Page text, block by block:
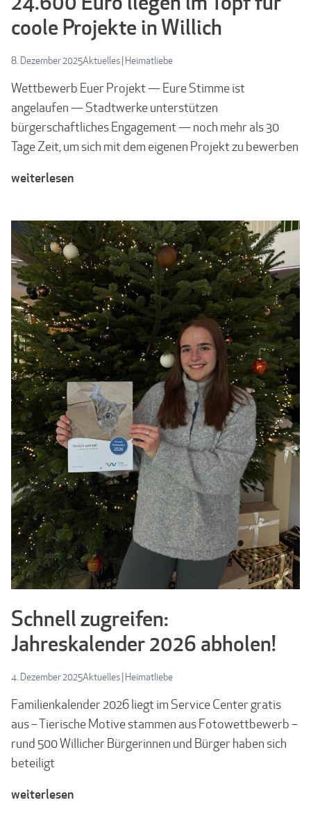
coole Projekte in Willich
8. Dezember 2025Aktuelles| Heimatliebe
Wettbewerb Euer Projekt — Eure Stimme ist
angelaufen — Stadtwerke unterstützen
bürgerschaftliches Engagement — noch mehr als 30
Tage Zeit, um sich mit dem eigenen Projekt zu bewerben
weiterlesen
Schnell zugreifen:
Jahreskalender 2026 abholen!
4. Dezember 2025Aktuelles Heimatliebe
Familienkalender 2026 liegt im Service Center gratis
aus – Tierische Motive stammen aus Fotowettbewerb –
rund 500 Willicher Bürgerinnen und Bürger haben sich
beteiligt
weiterlesen